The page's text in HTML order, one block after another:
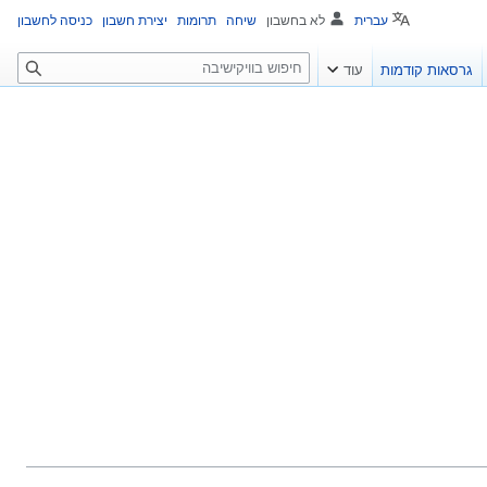
עברית לא בחשבון שיחה תרומות יצירת חשבון כניסה לחשבון
גרסאות קודמות עוד
ח
י